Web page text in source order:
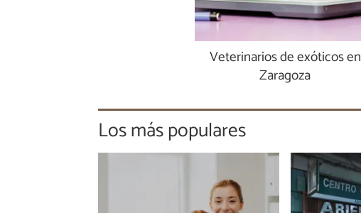
Veterinarios de exóticos en
Zaragoza
Los más populares